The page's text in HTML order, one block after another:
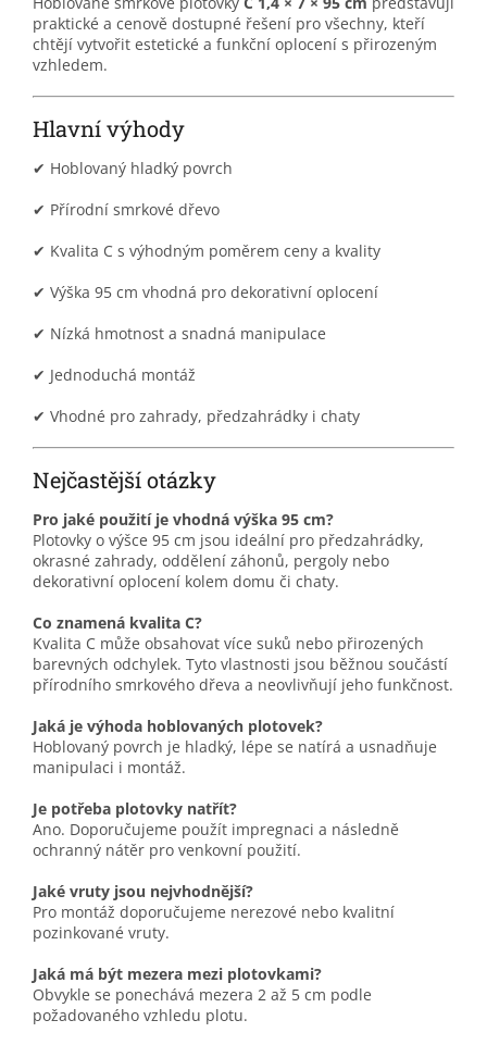
praktické a cenově dostupné řešení pro všechny, kteří
chtějí vytvořit estetické a funkční oplocení s přirozeným
vzhledem.
Hlavní výhody
✔ Hoblovaný hladký povrch
✔ Přírodní smrkové dřevo
✔ Kvalita C s výhodným poměrem ceny a kvality
✔ Výška 95 cm vhodná pro dekorativní oplocení
✔ Nízká hmotnost a snadná manipulace
✔ Jednoduchá montáž
✔ Vhodné pro zahrady, předzahrádky i chaty
Nejčastější otázky
Pro jaké použití je vhodná výška 95 cm?
Plotovky o výšce 95 cm jsou ideální pro předzahrádky,
okrasné zahrady, oddělení záhonů, pergoly nebo
dekorativní oplocení kolem domu či chaty.
Co znamená kvalita C?
Kvalita C může obsahovat více suků nebo přirozených
barevných odchylek. Tyto vlastnosti jsou běžnou součástí
přírodního smrkového dřeva a neovlivňují jeho funkčnost.
Jaká je výhoda hoblovaných plotovek?
Hoblovaný povrch je hladký, lépe se natírá a usnadňuje
manipulaci i montáž.
Je potřeba plotovky natřít?
Ano. Doporučujeme použít impregnaci a následně
ochranný nátěr pro venkovní použití.
Jaké vruty jsou nejvhodnější?
Pro montáž doporučujeme nerezové nebo kvalitní
pozinkované vruty.
Jaká má být mezera mezi plotovkami?
Obvykle se ponechává mezera 2 až 5 cm podle
požadovaného vzhledu plotu.